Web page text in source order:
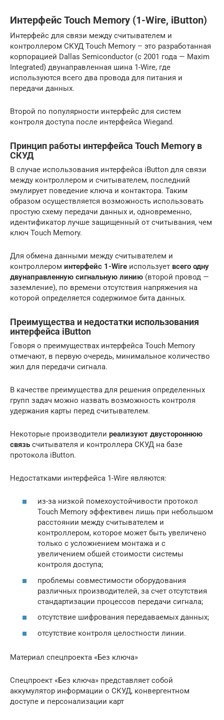
Интерфейс Touch Memory (1-Wire, iButton)
Интерфейс для связи между считывателем и
контроллером СКУД Touch Memory – это разработанная
корпорацией Dallas Semiconductor (с 2001 года — Maxim
Integrated) двунаправленная шина 1-Wire, где
используются всего два провода для питания и
передачи данных.
Второй по популярности интерфейс для систем
контроля доступа после интерфейса Wiegand.
Принцип работы интерфейса Touch Memory в
СКУД
В случае использования интерфейса iButton для связи
между контроллером и считывателем, последний
эмулирует поведение ключа и контактора. Таким
образом осуществляется возможность использовать
простую схему передачи данных и, одновременно,
идентификатор лучше защищенный от считывания, чем
ключ Touch Memory.
Для обмена данными между считывателем и
контроллером интерфейс 1-Wire использует всего одну
двунаправленную сигнальную линию (второй провод —
заземление), по времени отсутствия напряжения на
которой определяется содержимое бита данных.
Преимущества и недостатки использования
интерфейса iButton
Говоря о преимуществах интерфейса Touch Memory
отмечают, в первую очередь, минимальное количество
жил для передачи сигнала.
В качестве преимущества для решения определенных
групп задач можно назвать возможность контроля
удержания карты перед считывателем.
Некоторые производители реализуют двустороннюю
связь считывателя и контроллера СКУД на базе
протокола iButton.
Недостатками интерфейса 1-Wire являются:
из-за низкой помехоустойчивости протокол
Touch Memory эффективен лишь при небольшом
расстоянии между считывателем и
контроллером, которое может быть увеличено
только с усложнением монтажа и с
увеличением обшей стоимости системы
контроля доступа;
проблемы совместимости оборудования
различных производителей, за счет отсутствия
стандартизации процессов передачи сигнала;
отсутствие шифрования передаваемых данных;
отсутствие контроля целостности линии.
Материал спецпроекта «Без ключа»
Спецпроект «Без ключа» представляет собой
аккумулятор информации о СКУД, конвергентном
доступе и персонализации карт